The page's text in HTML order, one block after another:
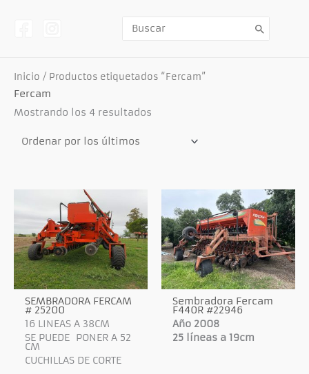
Buscar
por:
Inicio / Productos etiquetados “Fercam”
Fercam
Mostrando los 4 resultados
SEMBRADORA FERCAM
# 25200
16 LINEAS A 38CM
SE PUEDE PONER A 52
CM
CUCHILLAS DE CORTE
Sembradora Fercam
F440R #22946
Año 2008
25 líneas a 19cm